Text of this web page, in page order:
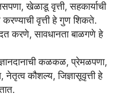
खेळाडू वृत्ती, सहकार्याची
वृत्ती हे गुण शिकते.
करणे, सावधानता बाळगणे हे
कळकळ, प्रेमळपणा,
नेतृत्व कौशल्य, जिज्ञासूवृत्ती हे